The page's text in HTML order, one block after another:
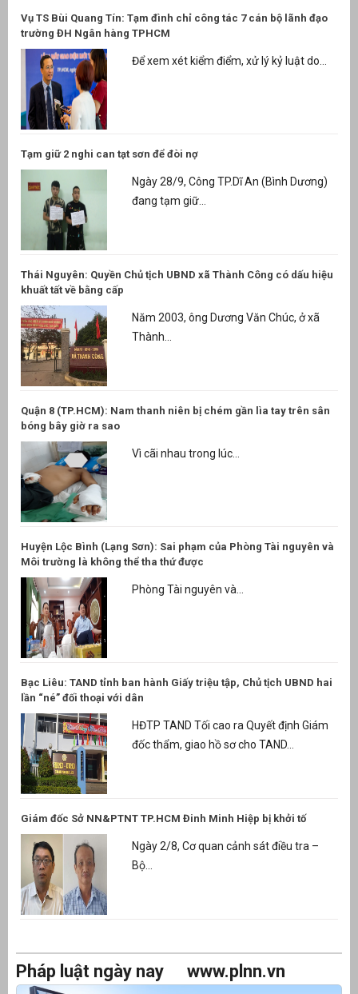
Vụ TS Bùi Quang Tín: Tạm đình chỉ công tác 7 cán bộ lãnh đạo
trường ĐH Ngân hàng TPHCM
Để xem xét kiểm điểm, xử lý kỷ luật do...
Tạm giữ 2 nghi can tạt sơn để đòi nợ
Ngày 28/9, Công TP.Dĩ An (Bình Dương)
đang tạm giữ...
Thái Nguyên: Quyền Chủ tịch UBND xã Thành Công có dấu hiệu
khuất tất về bằng cấp
Năm 2003, ông Dương Văn Chúc, ở xã
Thành...
Quận 8 (TP.HCM): Nam thanh niên bị chém gần lìa tay trên sân
bóng bây giờ ra sao
Vì cãi nhau trong lúc...
Huyện Lộc Bình (Lạng Sơn): Sai phạm của Phòng Tài nguyên và
Môi trường là không thể tha thứ được
Phòng Tài nguyên và...
Bạc Liêu: TAND tỉnh ban hành Giấy triệu tập, Chủ tịch UBND hai
lần “né” đối thoại với dân
HĐTP TAND Tối cao ra Quyết định Giám
đốc thẩm, giao hồ sơ cho TAND...
Giám đốc Sở NN&PTNT TP.HCM Đinh Minh Hiệp bị khởi tố
Ngày 2/8, Cơ quan cảnh sát điều tra –
Bộ...
Pháp luật ngày nay www.plnn.vn